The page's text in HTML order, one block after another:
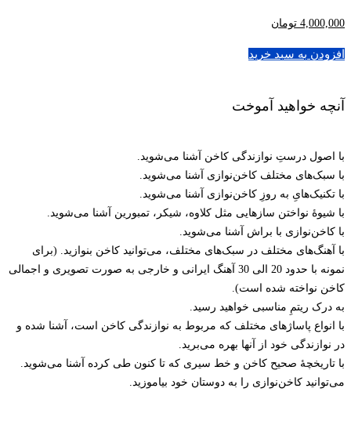
4,000,000 تومان
افزودن به سبد خرید
آنچه خواهید آموخت
با اصول درستِ نوازندگی کاخن آشنا می‌شوید.
با سبک‌های مختلف کاخن‌نوازی آشنا می‌شوید.
با تکنیک‌هایِ به روزِ کاخن‌نوازی آشنا می‌شوید.
با شیوۀ نواختن سازهایی مثل کلاوه، شیکر، تمبورین آشنا می‌شوید.
با کاخن‌نوازی با براش آشنا می‌شوید.
با آهنگ‌های مختلف در سبک‌های مختلف، می‌توانید کاخن بنوازید. (برای
نمونه با حدود 20 الی 30 آهنگ ایرانی و خارجی به صورت تصویری و اجمالی
کاخن نواخته شده است).
به درک ریتمِ مناسبی خواهید رسید.
با انواع پاساژهای مختلف که مربوط به نوازندگی کاخن است، آشنا شده و
در نوازندگی خود از آنها بهره می‌برید.
با تاریخچۀ صحیح کاخن و خط سیری که تا کنون طی کرده آشنا می‌شوید.
می‌توانید کاخن‌نوازی را به دوستان خود بیاموزید.